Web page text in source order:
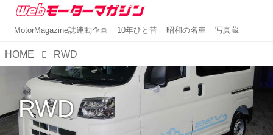
MotorMagazine誌連動企画 10年ひと昔 昭和の名車 写真蔵
HOME RWD
RWD